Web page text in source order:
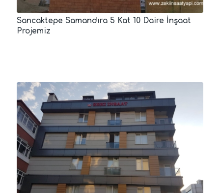
Sancaktepe Samandıra 5 Kat 10 Daire İnşaat
Projemiz